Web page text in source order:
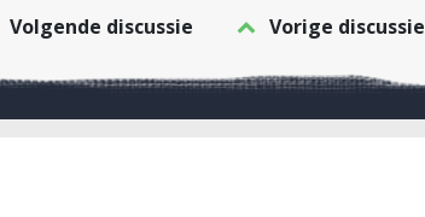
Volgende discussie Vorige discussie